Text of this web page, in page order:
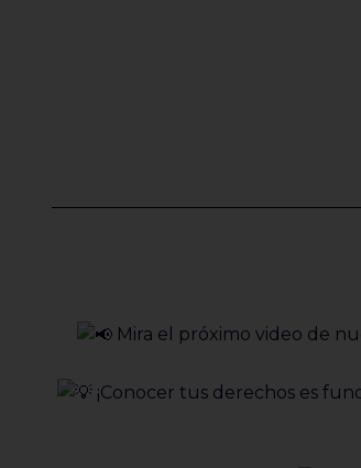
Mira el próximo video de
¡Conocer tus derechos es